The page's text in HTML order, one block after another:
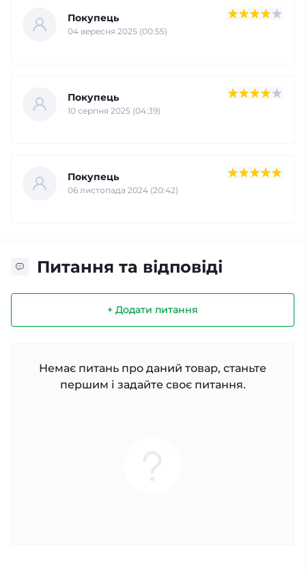
Покупець
04 вересня 2025 (00:55)
Покупець
10 серпня 2025 (04:39)
Покупець
06 листопада 2024 (20:42)
Питання та відповіді
+ Додати питання
Немає питань про даний товар, станьте
першим і задайте своє питання.